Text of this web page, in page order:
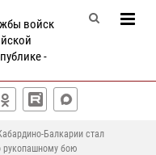
войск
-
Балкарии стал
рукопашному бою